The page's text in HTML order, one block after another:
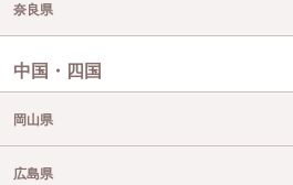
奈良県
中国・四国
岡山県
広島県